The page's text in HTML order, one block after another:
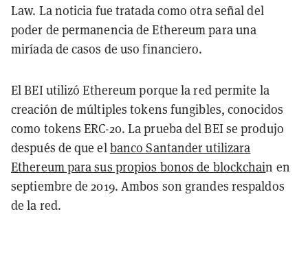
Law. La noticia fue tratada como otra señal del
poder de permanencia de Ethereum para una
miríada de casos de uso financiero.
El BEI utilizó Ethereum porque la red permite la
creación de múltiples tokens fungibles, conocidos
como tokens ERC-20. La prueba del BEI se produjo
después de que elbanco Santander utilizara
Ethereum para sus propios bonos de blockchain en
septiembre de 2019. Ambos son grandes respaldos
de la red.